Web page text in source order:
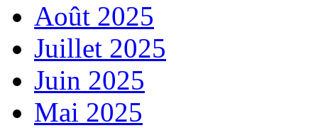
Août 2025
Juillet 2025
Juin 2025
Mai 2025